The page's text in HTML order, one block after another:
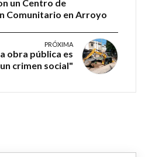
un Centro de
Comunitario en Arroyo
PRÓXIMA
obra pública es
un crimen social"